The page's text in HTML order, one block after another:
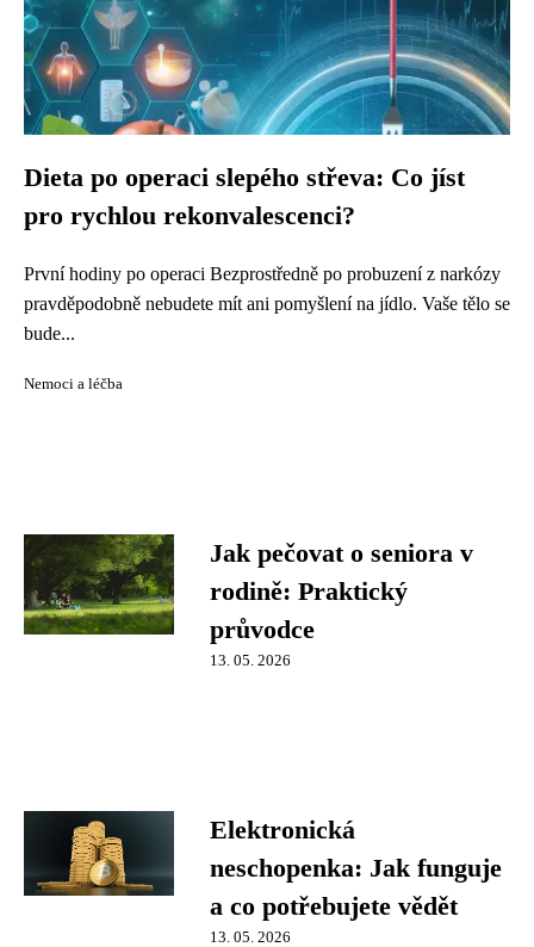
Dieta po operaci slepého střeva: Co jíst
pro rychlou rekonvalescenci?
První hodiny po operaci Bezprostředně po probuzení z narkózy
pravděpodobně nebudete mít ani pomyšlení na jídlo. Vaše tělo se
bude...
Nemoci a léčba
Jak pečovat o seniora v
rodině: Praktický
průvodce
13. 05. 2026
Elektronická
neschopenka: Jak funguje
a co potřebujete vědět
13. 05. 2026